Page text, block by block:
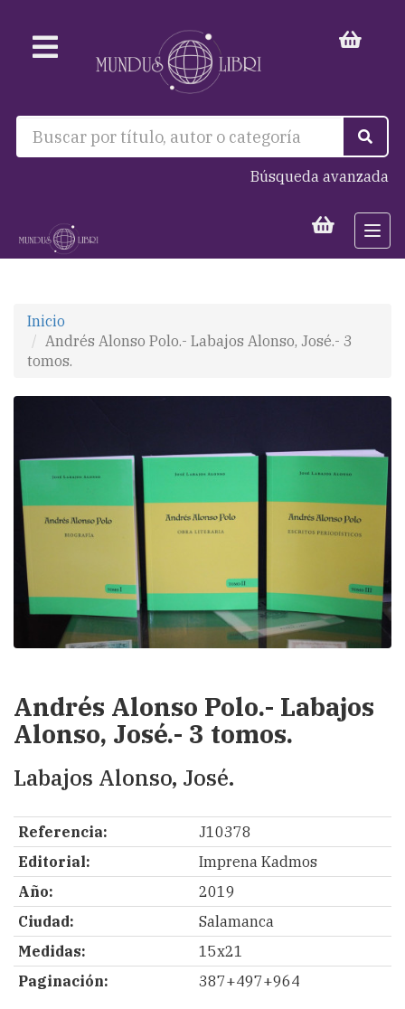
Búsqueda avanzada
Inicio
Andrés Alonso Polo.- Labajos Alonso, José.- 3
tomos.
Andrés Alonso Polo.- Labajos
Alonso, José.- 3 tomos.
Labajos Alonso, José.
Referencia:
J10378
Editorial:
Imprena Kadmos
Año:
2019
Ciudad:
Salamanca
Medidas:
15x21
Paginación:
387+497+964